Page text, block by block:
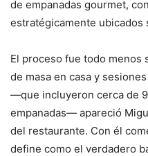
de empanadas gourmet,
estratégicamente ubicados
El proceso fue todo menos
de masa en casa y
—que incluyeron cerca de
empanadas— apareció
del restaurante. Con él
define como el verdadero